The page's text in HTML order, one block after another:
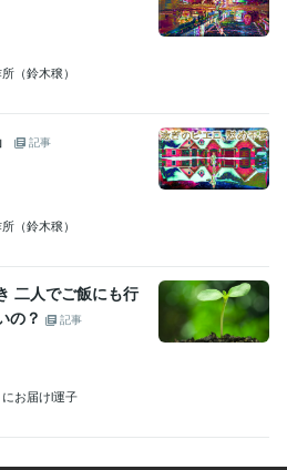
（鈴木穣）
記事
（鈴木穣）
二人でご飯にも行
の？
記事
お届けl運子